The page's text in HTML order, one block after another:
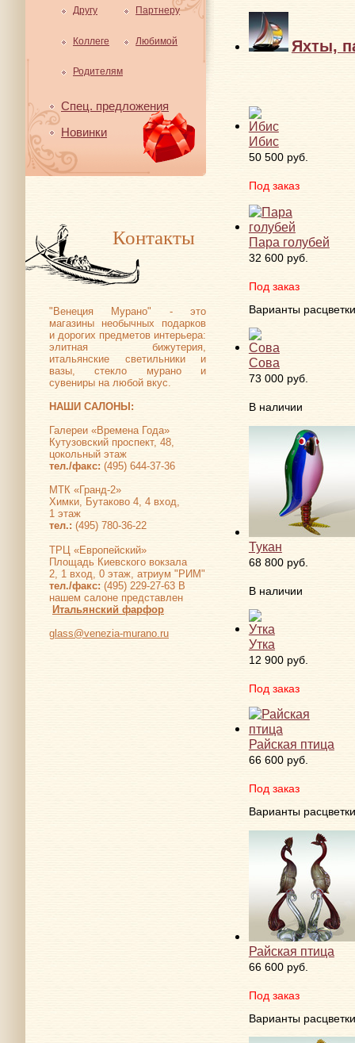
Другу Партнеру
Коллеге Любимой
Родителям
Спец. предложения
Новинки
Контакты
"Венеция Мурано" - это
магазины необычных подарков
и дорогих предметов интерьера:
элитная бижутерия,
итальянские светильники и
вазы, стекло мурано и
сувениры на любой вкус.
НАШИ САЛОНЫ:
Галереи «Времена Года»
Кутузовский проспект, 48,
цокольный этаж
тел./факс: (495) 644-37-36
МТК «Гранд-2»
Химки, Бутаково 4, 4 вход,
1 этаж
тел.: (495) 780-36-22
ТРЦ «Европейский»
Площадь Киевского вокзала
2, 1 вход, 0 этаж, атриум "РИМ"
тел./факс: (495) 229-27-63 В
нашем салоне представлен
Итальянский фарфор
glass@venezia-murano.ru
Яхты,
Ибис
50 500 руб.
Под заказ
Пара голубей
32 600 руб.
Под заказ
Варианты расцветки
Сова
73 000 руб.
В наличии
Тукан
68 800 руб.
В наличии
Утка
12 900 руб.
Под заказ
Райская птица
66 600 руб.
Под заказ
Варианты расцветки
Райская птица
66 600 руб.
Под заказ
Варианты расцветки